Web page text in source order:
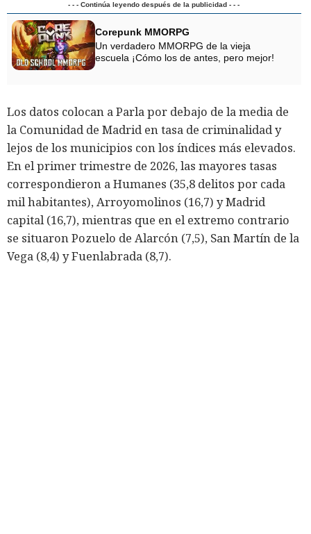
- - - Continúa leyendo después de la publicidad - - -
Corepunk MMORPG
Un verdadero MMORPG de la vieja
escuela ¡Cómo los de antes, pero mejor!
Los datos colocan a Parla por debajo de la media de
la Comunidad de Madrid en tasa de criminalidad y
lejos de los municipios con los índices más elevados.
En el primer trimestre de 2026, las mayores tasas
correspondieron a Humanes (35,8 delitos por cada
mil habitantes), Arroyomolinos (16,7) y Madrid
capital (16,7), mientras que en el extremo contrario
se situaron Pozuelo de Alarcón (7,5), San Martín de la
Vega (8,4) y Fuenlabrada (8,7).